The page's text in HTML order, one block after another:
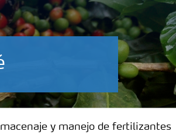
y manejo de fertilizantes